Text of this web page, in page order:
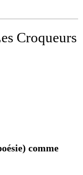
Croqueurs
comme